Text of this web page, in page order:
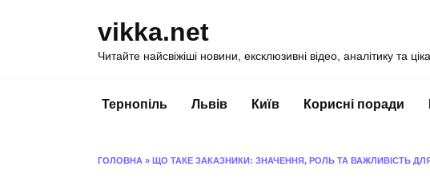
vikka.net
Читайте найсвіжіші новини, ексклюзивні відео, аналітику та
Тернопіль Львів Київ Корисні поради
ГОЛОВНА » ЩО ТАКЕ ЗАКАЗНИКИ: ЗНАЧЕННЯ, РОЛЬ ТА ВАЖЛИВІСТЬ